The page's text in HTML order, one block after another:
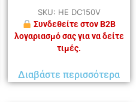
SKU: HE DC150V
Συνδεθείτε στον B2B
λογαριασμό σας για να δείτε
τιμές.
Διαβάστε περισσότερα